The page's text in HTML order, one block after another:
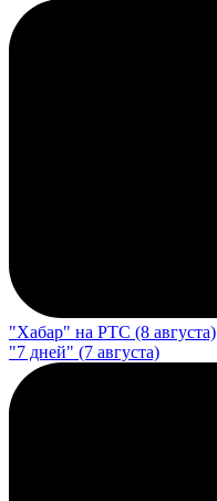
"Хабар" на РТС (8 августа)
"7 дней" (7 августа)